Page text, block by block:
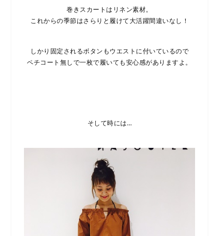
巻きスカートはリネン素材。
これからの季節はさらりと履けて大活躍間違いなし！
しかり固定されるボタンもウエストに付いているので
ペチコート無しで一枚で履いても安心感がありますよ。
そして時には…